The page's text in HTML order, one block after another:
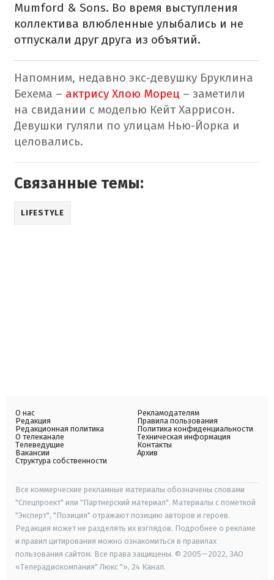
Mumford & Sons. Во время выступления
коллектива влюбленные улыбались и не
отпускали друг друга из объятий.
Напомним, недавно экс-девушку Бруклина
Бехема – актрису Хлою Морец – заметили
на свидании с моделью Кейт Харрисон.
Девушки гуляли по улицам Нью-Йорка и
целовались.
Связанные темы:
LIFESTYLE
О нас
Редакция
Редакционная политика
О телеканале
Телеведущие
Вакансии
Структура собственности
Рекламодателям
Правила пользования
Политика конфиденциальности
Техническая информация
Контакты
Архив
Все коммерческие рекламные материалы обозначены словами
"Спецпроект" или "Партнерский материал". Материалы с пометкой
"Эксперт", "Позиция" отражают позицию авторов и героев.
Редакция может не разделять их взглядов. Подробнее о рекламе
и правил цитирования можно ознакомиться в правилах
пользования сайтом. Все права защищены. © 2005—2022, ЗАО
«Телерадиокомпания" Люкс "», 24 Канал.